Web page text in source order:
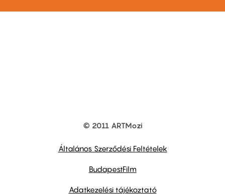
© 2011 ARTMozi
Általános Szerződési Feltételek
BudapestFilm
Adatkezelési tájékoztató